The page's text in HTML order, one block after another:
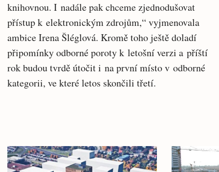
knihovnou. I nadále pak chceme zjednodušovat
přístup k elektronickým zdrojům,“ vyjmenovala
ambice Irena Šléglová. Kromě toho ještě doladí
připomínky odborné poroty k letošní verzi a příští
rok budou tvrdě útočit i na první místo v odborné
kategorii, ve které letos skončili třetí.
články
Hlavní
novinky